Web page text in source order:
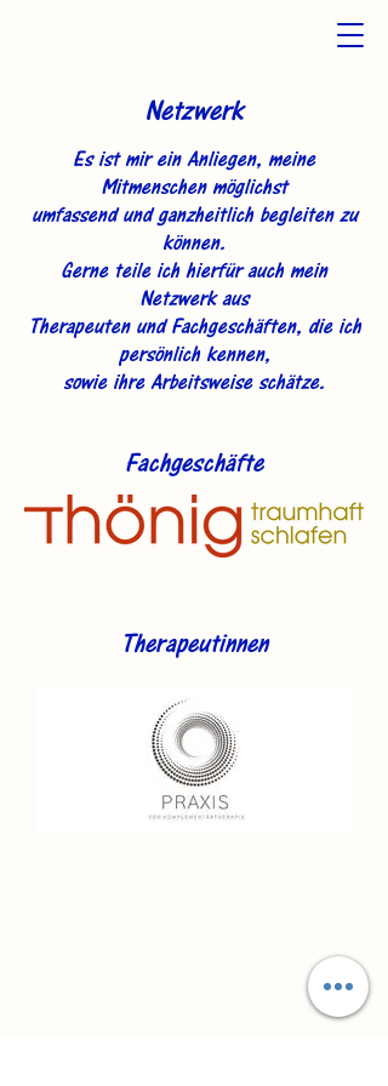
Netzwerk
Es ist mir ein Anliegen, meine
Mitmenschen möglichst
umfassend und ganzheitlich begleiten zu
können.
Gerne teile ich hierfür auch mein
Netzwerk aus
Therapeuten und Fachgeschäften, die ich
persönlich kennen,
sowie ihre Arbeitsweise schätze.
Fachgeschäfte
Therapeutinnen